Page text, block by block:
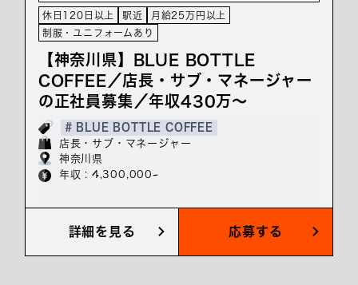
休日120日以上 駅近
月給25万円以上
制服・ユニフォームあり
【神奈川県】BLUE BOTTLE
COFFEE／店長・サブ・マネージャー
の正社員募集／年収430万～
# BLUE BOTTLE COFFEE
店長・サブ・マネージャー
神奈川県
年収 : 4,300,000~
詳細を見る 応募する